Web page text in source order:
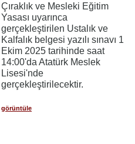
Çıraklık ve Mesleki Eğitim
Yasası uyarınca
gerçekleştirilen Ustalık ve
Kalfalık belgesi yazılı sınavı 1
Ekim 2025 tarihinde saat
14:00'da Atatürk Meslek
Lisesi'nde
gerçekleştirilecektir.
görüntüle